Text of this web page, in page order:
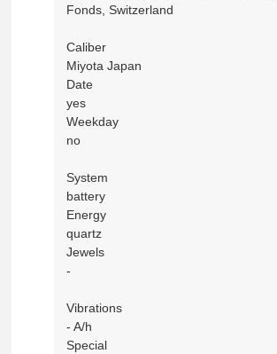
Fonds, Switzerland
Caliber
Miyota Japan
Date
yes
Weekday
no
System
battery
Energy
quartz
Jewels
-
Vibrations
- A/h
Special